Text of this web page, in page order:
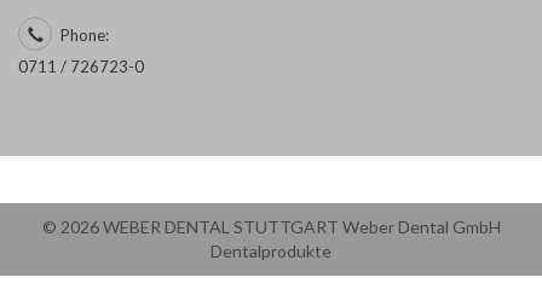
Phone:
0711 / 726723-0
© 2026 WEBER DENTAL STUTTGART Weber Dental GmbH
Dentalprodukte